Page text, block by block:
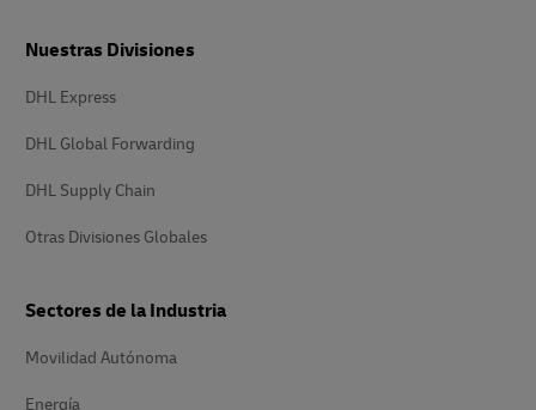
Nuestras Divisiones
DHL Express
DHL Global Forwarding
DHL Supply Chain
Otras Divisiones Globales
Sectores de la Industria
Movilidad Autónoma
Energía